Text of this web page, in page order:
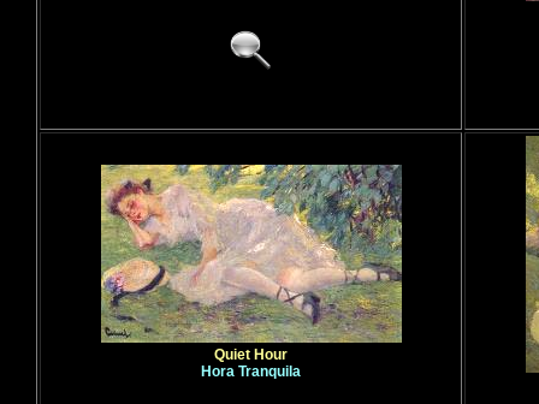
Quiet Hour
Hora Tranquila